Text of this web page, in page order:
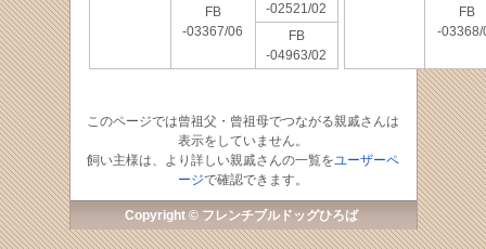
FB
-03367/06
-02521/02
FB
-04963/02
FB
-03368/
このページでは曾祖父・曾祖母でつながる親戚さんは
表示をしていません。
飼い主様は、より詳しい親戚さんの一覧をユーザーペ
ージで確認できます。
Copyright © フレンチブルドッグひろば